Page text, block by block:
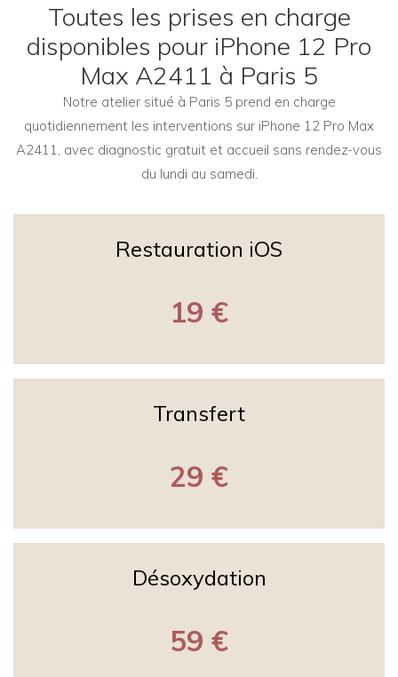
Toutes les prises en charge
disponibles pour iPhone 12 Pro
Max A2411 à Paris 5
Notre atelier situé à Paris 5 prend en charge
quotidiennement les interventions sur iPhone 12 Pro Max
A2411, avec diagnostic gratuit et accueil sans rendez-vous
du lundi au samedi.
Restauration iOS
19 €
Transfert
29 €
Désoxydation
59 €